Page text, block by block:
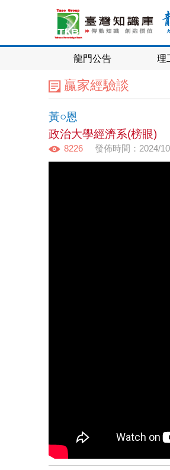
龍門公告 理
贏家經驗談
黃○恩
政治大學經濟系(榜眼)
8226 發佈時間：2024/